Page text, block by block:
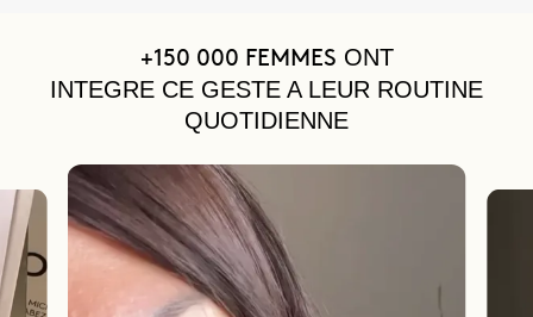
+150 000 FEMMES ONT
INTEGRE CE GESTE A LEUR ROUTINE
QUOTIDIENNE